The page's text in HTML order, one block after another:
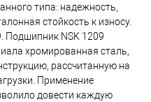
типа: надежность,
стойкость к износу.
Подшипник NSK 1209
хромированная сталь,
рассчитанную на
Применение
довести каждую